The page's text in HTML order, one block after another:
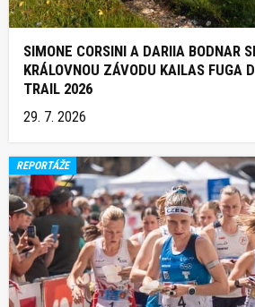
SIMONE CORSINI A DARIIA BODNAR
KRÁLOVNOU ZÁVODU KAILAS FUGA
TRAIL 2026
29. 7. 2026
REPORTÁŽE